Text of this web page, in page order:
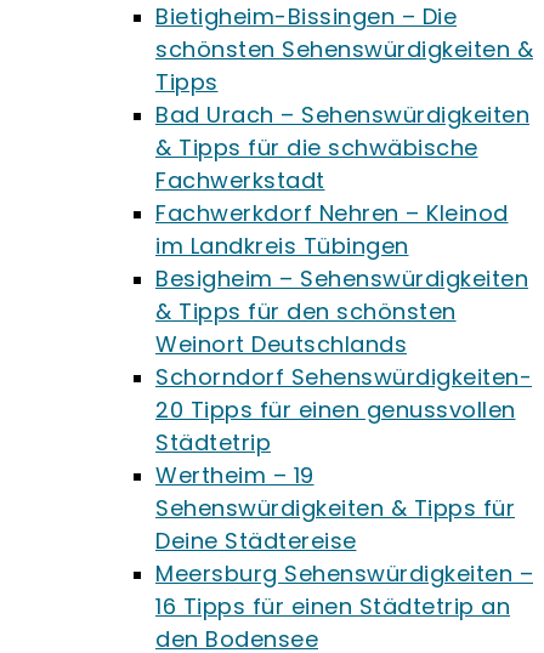
Bietigheim-Bissingen – Die
schönsten Sehenswürdigkeiten &
Tipps
Bad Urach – Sehenswürdigkeiten
& Tipps für die schwäbische
Fachwerkstadt
Fachwerkdorf Nehren – Kleinod
im Landkreis Tübingen
Besigheim – Sehenswürdigkeiten
& Tipps für den schönsten
Weinort Deutschlands
Schorndorf Sehenswürdigkeiten-
20 Tipps für einen genussvollen
Städtetrip
Wertheim – 19
Sehenswürdigkeiten & Tipps für
Deine Städtereise
Meersburg Sehenswürdigkeiten –
16 Tipps für einen Städtetrip an
den Bodensee